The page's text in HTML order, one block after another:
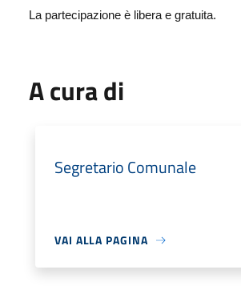
La partecipazione è libera e gratuita.
A cura di
Segretario Comunale
VAI ALLA PAGINA